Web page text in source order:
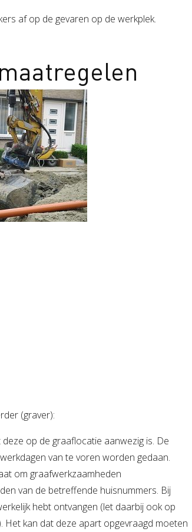
af op de gevaren op de werkplek.
(graver):
op de graaflocatie aanwezig is. De
van te voren worden gedaan.
om graafwerkzaamheden
van de betreffende huisnummers. Bij
hebt ontvangen (let daarbij ook op
Het kan dat deze apart opgevraagd moeten